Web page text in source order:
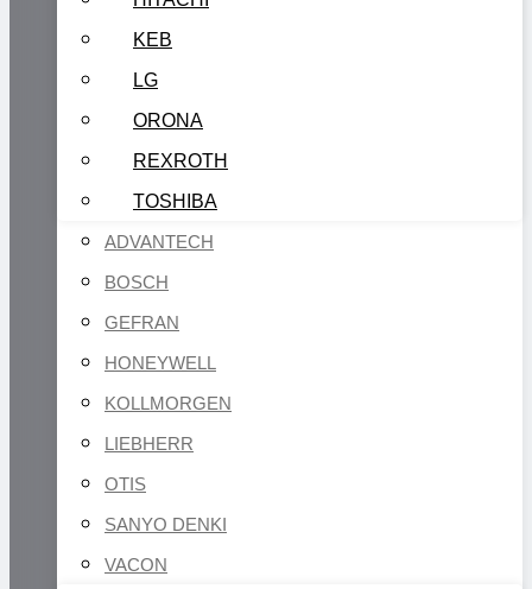
KEB
LG
ORONA
REXROTH
TOSHIBA
ADVANTECH
BOSCH
GEFRAN
HONEYWELL
KOLLMORGEN
LIEBHERR
OTIS
SANYO DENKI
VACON